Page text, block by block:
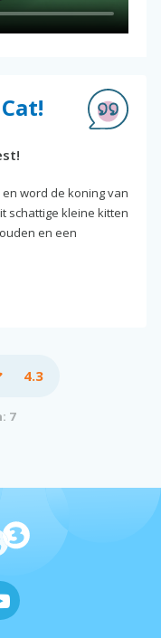
word de koning van
schattige kleine kitten
en een
4.3
7